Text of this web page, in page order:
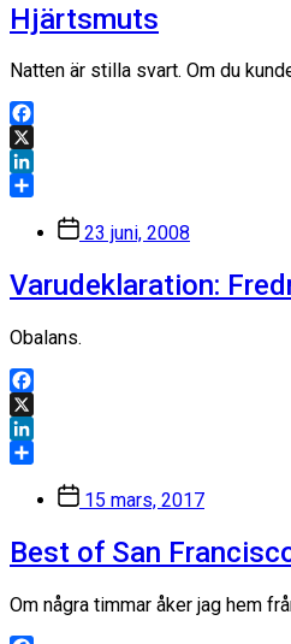
Hjärtsmuts
Natten är stilla svart. Om du
Facebook
X
LinkedIn
Inläggsdatum
23 juni, 2008
Varudeklaration:
Obalans.
Facebook
X
LinkedIn
Inläggsdatum
15 mars, 2017
Best of San
Om några timmar åker jag hem